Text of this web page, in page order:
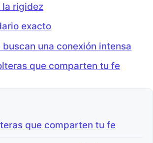
la rigidez
exacto
una conexión intensa
que comparten tu fe
que comparten tu fe